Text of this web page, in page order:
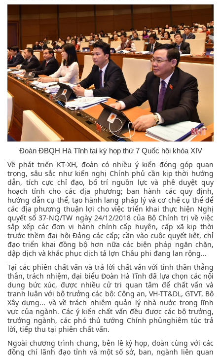
Đoàn ĐBQH Hà Tĩnh tại kỳ họp thứ 7 Quốc hội khóa XIV
Về phát triển KT-XH, đoàn có nhiều ý kiến đóng góp quan
trọng, sâu sắc như kiến nghị Chính phủ cần kịp thời hướng
dẫn, tích cực chỉ đạo, bố trí nguồn lực và phê duyệt quy
hoạch tỉnh cho các địa phương; ban hành các quy định,
hướng dẫn cụ thể, tạo hành lang pháp lý và cơ chế cụ thể để
các địa phương thuận lợi cho việc triển khai thực hiện Nghị
quyết số 37-NQ/TW ngày 24/12/2018 của Bộ Chính trị về việc
sắp xếp các đơn vị hành chính cấp huyện, cấp xã kịp thời
trước thềm đại hội Đảng các cấp; cần vào cuộc quyết liệt, chỉ
đạo triển khai đồng bộ hơn nữa các biện pháp ngăn chặn,
dập dịch và khắc phục dịch tả lợn Châu phi đang lan rộng...
Tại các phiên chất vấn và trả lời chất vấn với tinh thần thẳng
thắn, trách nhiệm, đại biểu Đoàn Hà Tĩnh đã lựa chọn các nội
dung bức xúc, được nhiều cử tri quan tâm để chất vấn và
tranh luận với bộ trưởng các bộ: Công an, VH-TT&DL, GTVT, Bộ
Xây dựng... và về trách nhiệm quản lý nhà nước trong lĩnh
vực của ngành. Các ý kiến chất vấn đều được các bộ trưởng,
trưởng ngành, các phó thủ tướng Chính phủnghiêm túc trả
lời, tiếp thu tại phiên chất vấn.
Ngoài chương trình chung, bên lề kỳ họp, đoàn cùng với các
đồng chí lãnh đạo tỉnh và một số sở, ban, ngành liên quan